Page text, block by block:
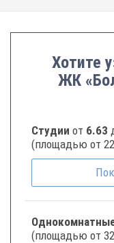
Хотите
ЖК
Студии от 6.63
(площадью от
(площадью от